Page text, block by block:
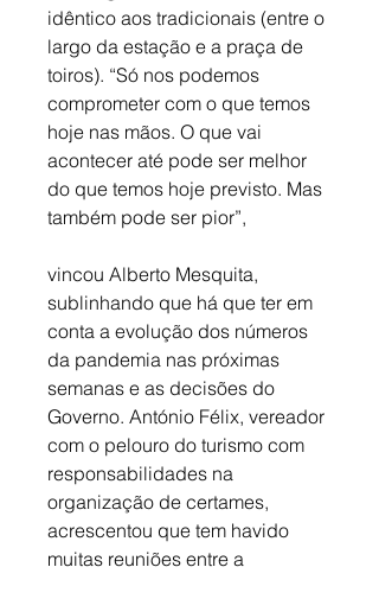
idêntico aos tradicionais (entre o
largo da estação e a praça de
toiros). “Só nos podemos
comprometer com o que temos
hoje nas mãos. O que vai
acontecer até pode ser melhor
do que temos hoje previsto. Mas
também pode ser pior”,
vincou Alberto Mesquita,
sublinhando que há que ter em
conta a evolução dos números
da pandemia nas próximas
semanas e as decisões do
Governo. António Félix, vereador
com o pelouro do turismo com
responsabilidades na
organização de certames,
acrescentou que tem havido
muitas reuniões entre a